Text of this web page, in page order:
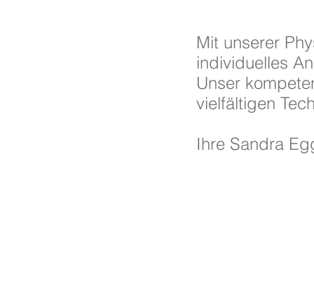
Mit unserer
individuelles
Unser
vielfältigen
Ihre Sandra